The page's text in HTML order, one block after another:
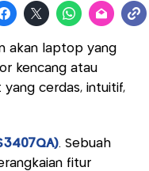
akan laptop yang
kencang atau
cerdas, intuitif,
. Sebuah
fitur